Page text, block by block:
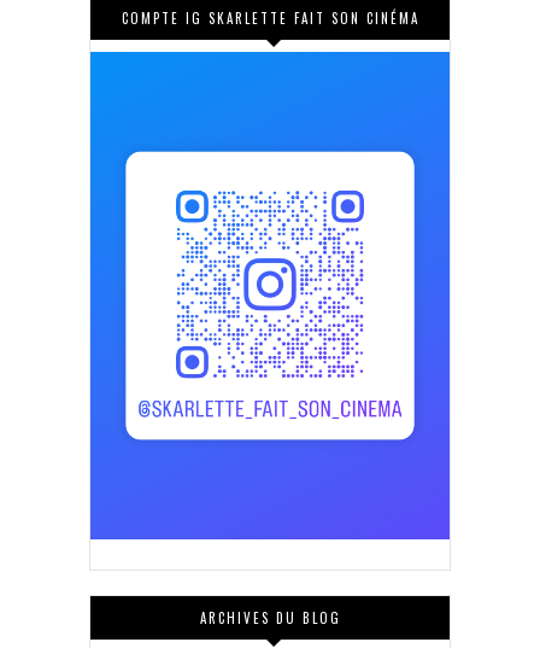
COMPTE IG SKARLETTE FAIT SON CINÉMA
ARCHIVES DU BLOG